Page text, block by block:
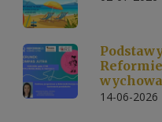
14-06-2026